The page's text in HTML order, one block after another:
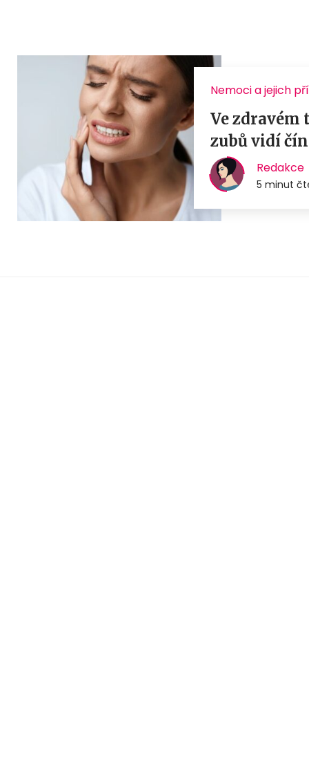
Nemoci a jejich
Ve zdravém
zubů vidí
Redakce
5 minut